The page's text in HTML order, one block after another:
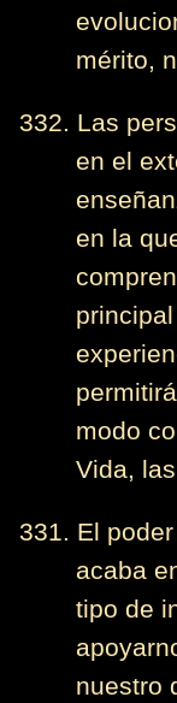
mérito,
332. Las
en el
en la
modo
Vida,
331. El
acaba
tipo de
nuestro